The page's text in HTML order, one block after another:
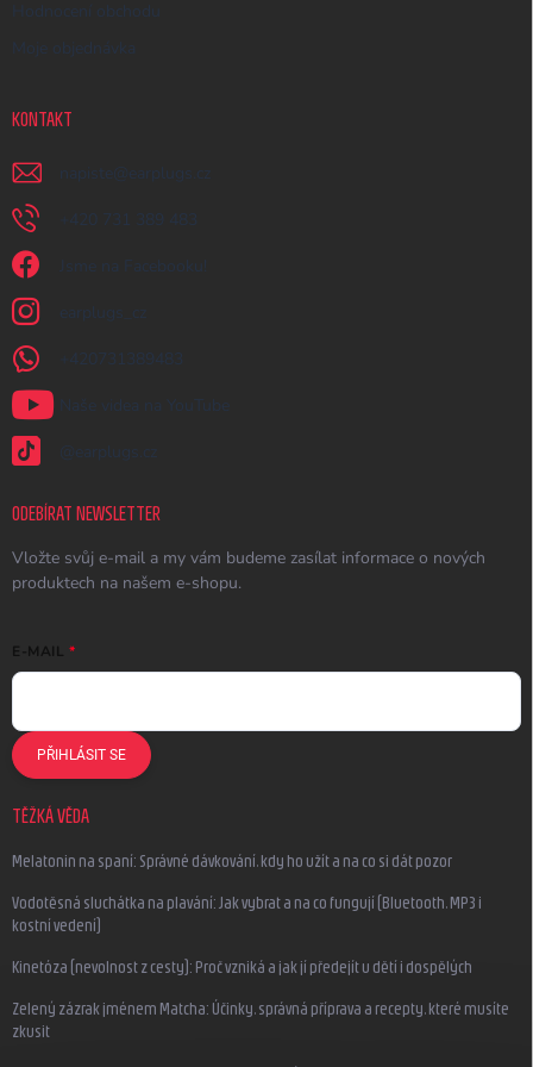
Hodnocení obchodu
Moje objednávka
KONTAKT
napiste @ earplugs.cz
+420 731 389 483
Jsme na Facebooku!
earplugs_cz
+420731389483
Naše videa na YouTube
@earplugs.cz
ODEBÍRAT NEWSLETTER
Vložte svůj e-mail a my vám budeme zasílat informace o nových
produktech na našem e-shopu.
E-MAIL
PŘIHLÁSIT SE
TĚŽKÁ VĚDA
Melatonin na spaní: Správné dávkování, kdy ho užít a na co si dát pozor
Vodotěsná sluchátka na plavání: Jak vybrat a na co fungují (Bluetooth, MP3 i
kostní vedení)
Kinetóza (nevolnost z cesty): Proč vzniká a jak jí předejít u dětí i dospělých
Zelený zázrak jménem Matcha: Účinky, správná příprava a recepty, které musíte
zkusit